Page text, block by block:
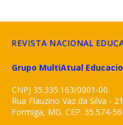
REVISTA NACIONAL
Grupo MultiAtual
CNPJ 35.335.163/0001-00.
Rua Flauzino Vaz da Silva -
Formiga, MG. CEP: 35.574-